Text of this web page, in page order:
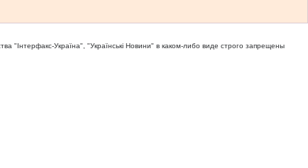
"Iнтерфакс-Україна", "Українськi Новини" в каком-либо виде строго запрещены